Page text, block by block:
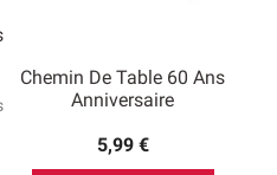
Chemin De Table 60 Ans
Anniversaire
5,99 €